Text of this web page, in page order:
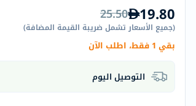
Humantara
carroten
betadine
Roche
19.80
25.50
(جميع الأسعار تشمل ضريبة القيمة المضافة)
بقي 1 فقط، اطلب الآن
التوصيل اليوم